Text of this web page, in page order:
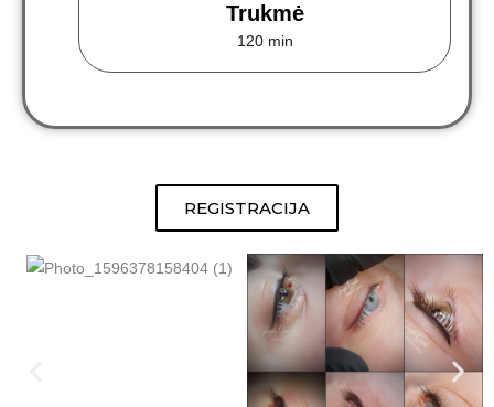
Trukmė
120 min
REGISTRACIJA